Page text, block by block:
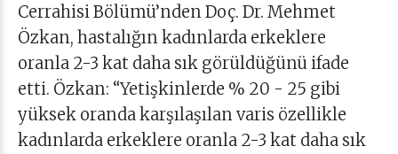
Cerrahisi Bölümü’nden Doç. Dr. Mehmet
Özkan, hastalığın kadınlarda erkeklere
oranla 2-3 kat daha sık görüldüğünü ifade
etti. Özkan: “Yetişkinlerde % 20 - 25 gibi
yüksek oranda karşılaşılan varis özellikle
kadınlarda erkeklere oranla 2-3 kat daha sık